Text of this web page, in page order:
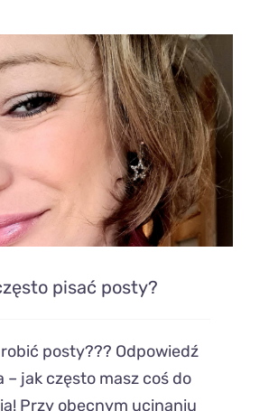
pisać posty?
posty??? Odpowiedź
– jak często masz coś do
Przy obecnym ucinaniu